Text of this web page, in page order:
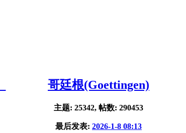
哥廷根(Goettingen)
主题: 25342, 帖数: 290453
最后发表: 2026-1-8 08:13